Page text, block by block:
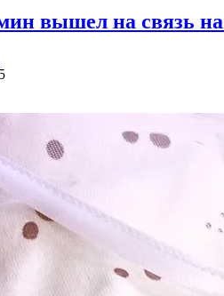
вышел на связь на